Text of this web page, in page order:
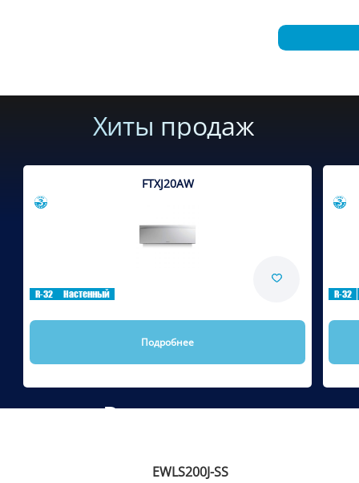
Хиты продаж
FTXJ20AW
R-32 Настенный
Подробнее
R-32
Рекомендуем
EWLS200J-SS